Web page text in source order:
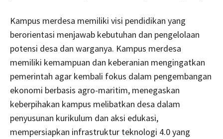
Kampus merdesa memiliki visi pendidikan yang
berorientasi menjawab kebutuhan dan pengelolaan
potensi desa dan warganya. Kampus merdesa
memiliki kemampuan dan keberanian mengingatkan
pemerintah agar kembali fokus dalam pengembangan
ekonomi berbasis agro-maritim, menegaskan
keberpihakan kampus melibatkan desa dalam
penyusunan kurikulum dan aksi edukasi,
mempersiapkan infrastruktur teknologi 4.0 yang